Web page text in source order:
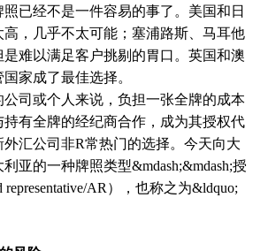
已经不是一件容易的事了。美国和日
，几乎不太可能；塞浦路斯、马耳他
难以满足客户挑剔的胃口。英国和澳
家成了最佳选择。
公司或个人来说，负担一张全牌的成本
持有全牌的经纪商合作，成为其授权代
汇公司非R常热门的选择。今天向大
亚的一种牌照类型&mdash;&mdash;授
representative/AR），也称之为&ldquo;